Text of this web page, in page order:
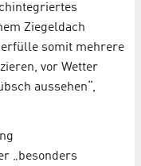
Ziegeldach
somit mehrere
vor Wetter
aussehen“,
„besonders